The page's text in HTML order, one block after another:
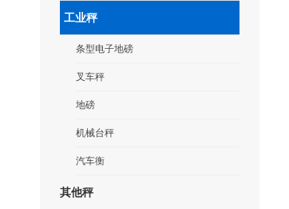
工业秤
条型电子地磅
叉车秤
地磅
机械台秤
汽车衡
其他秤